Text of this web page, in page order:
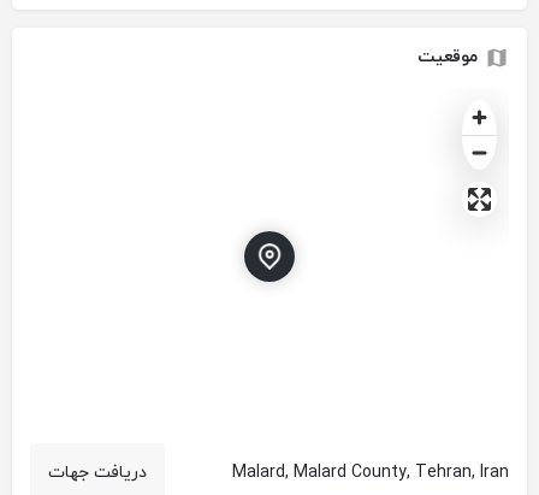
موقعیت
Malard, Malard County, Tehran, Iran دریافت جهات